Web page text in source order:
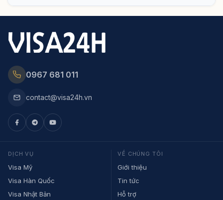
0967 681 011
contact@visa24h.vn
DỊCH VỤ
Visa Mỹ
Visa Hàn Quốc
Visa Nhật Bản
VỀ CHÚNG TÔI
Giới thiệu
Tin tức
Hỗ trợ